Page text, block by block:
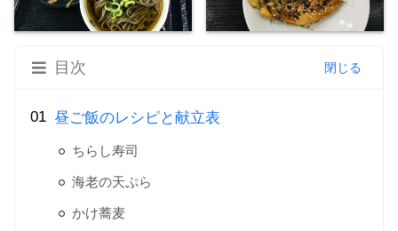
目次
昼ご飯のレシピと献立表
ちらし寿司
海老の天ぷら
かけ蕎麦